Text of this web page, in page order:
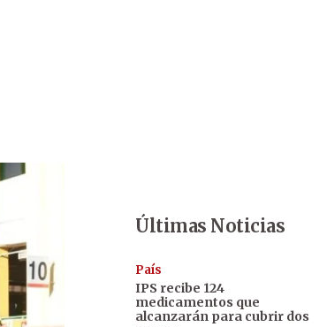
Últimas Noticias
País
IPS recibe 124
medicamentos que
alcanzarán para cubrir dos